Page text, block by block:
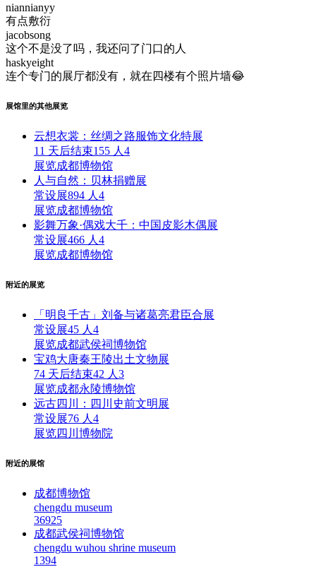
niannianyy
有点敷衍
jacobsong
这个不是没了吗，我还问了门口的人
haskyeight
连个专门的展厅都没有，就在四楼有个照片墙😂
展馆里的其他展览
云想衣裳：丝绸之路服饰文化特展
11 天后结束155 人 4
展览成都博物馆
人与自然：贝林捐赠展
常设展894 人 4
展览成都博物馆
影舞万象·偶戏大千：中国皮影木偶展
常设展466 人 4
展览成都博物馆
附近的展览
「明良千古」刘备与诸葛亮君臣合展
常设展45 人 4
展览成都武侯祠博物馆
宝鸡大唐秦王陵出土文物展
74 天后结束42 人 3
展览成都永陵博物馆
远古四川：四川史前文明展
常设展76 人 4
展览四川博物院
附近的展馆
成都博物馆
chengdu museum
36925
成都武侯祠博物馆
chengdu wuhou shrine museum
1394